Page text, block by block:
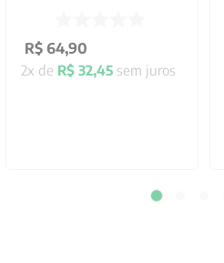
R$ 64,90
2x de R$ 32,45 sem juros